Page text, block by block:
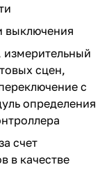
выключения
сцен,
с
определения
счет
в качестве